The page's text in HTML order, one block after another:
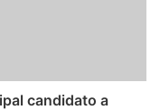
candidato a